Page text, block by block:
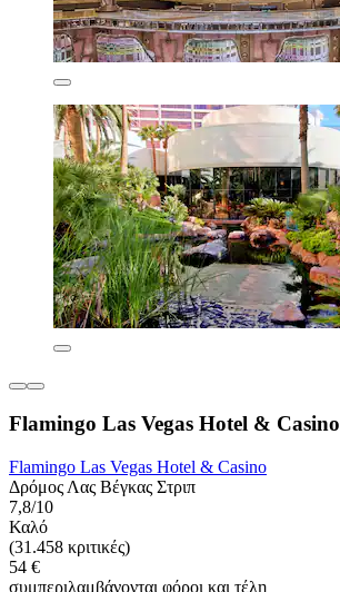
Flamingo Las Vegas Hotel & Casino
Flamingo Las Vegas Hotel & Casino
Δρόμος Λας Βέγκας Στριπ
7,8/10
Καλό
(31.458 κριτικές)
54 €
συμπεριλαμβάνονται φόροι και τέλη